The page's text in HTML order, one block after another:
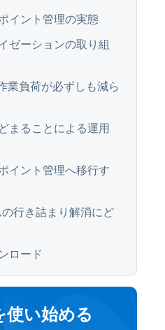
イント管理の実態
ゼーションの取り組
業負荷が必ずしも減ら
まることによる運用
イント管理へ移行す
行き詰まり解消にど
ロード
い始める